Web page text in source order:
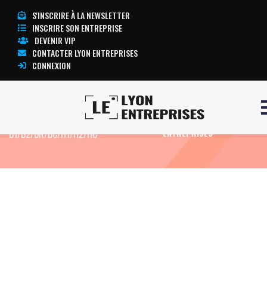
S'INSCRIRE À LA NEWSLETTER
INSCRIRE SON ENTREPRISE
DEVENIR VIP
CONTACTER LYON ENTREPRISES
CONNEXION
Formation Electricien confirmé
B1/B2/BR/BC/H1/H2/HC
TOUTE L’ACTUALITÉ LYON
ENTREPRISES